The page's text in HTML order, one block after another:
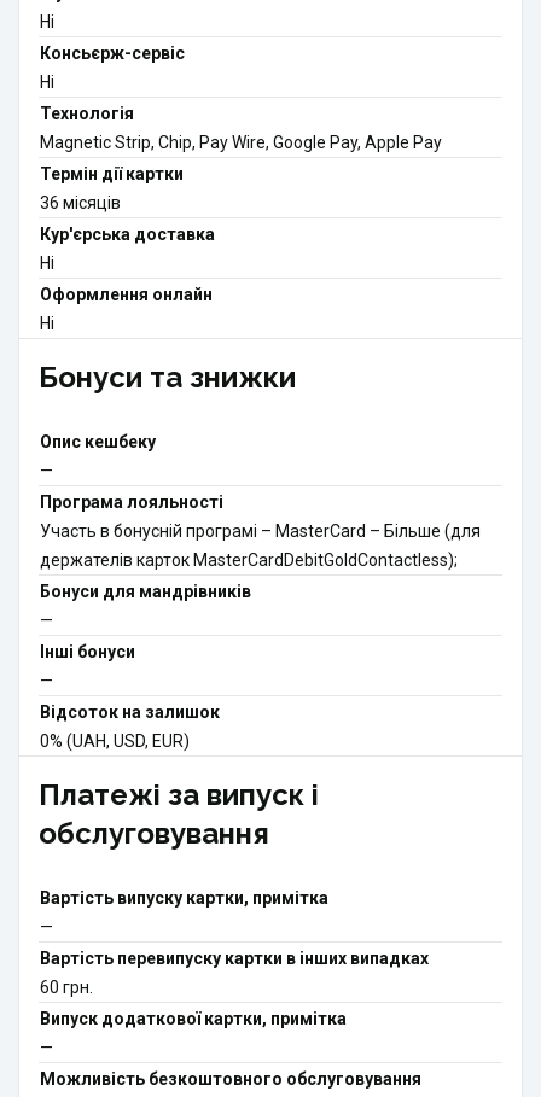
Ні
Консьєрж-сервіс
Ні
Технологія
Magnetic Strip, Chip, Pay Wire, Google Pay, Apple Pay
Термін дії картки
36 місяців
Кур'єрська доставка
Ні
Оформлення онлайн
Ні
Бонуси та знижки
Опис кешбеку
—
Програма лояльності
Участь в бонусній програмі – MasterCard – Більше (для
держателів карток MasterCardDebitGoldContactless);
Бонуси для мандрівників
—
Інші бонуси
—
Відсоток на залишок
0% (UAH, USD, EUR)
Платежі за випуск і
обслуговування
Вартість випуску картки, примітка
—
Вартість перевипуску картки в інших випадках
60 грн.
Випуск додаткової картки, примітка
—
Можливість безкоштовного обслуговування